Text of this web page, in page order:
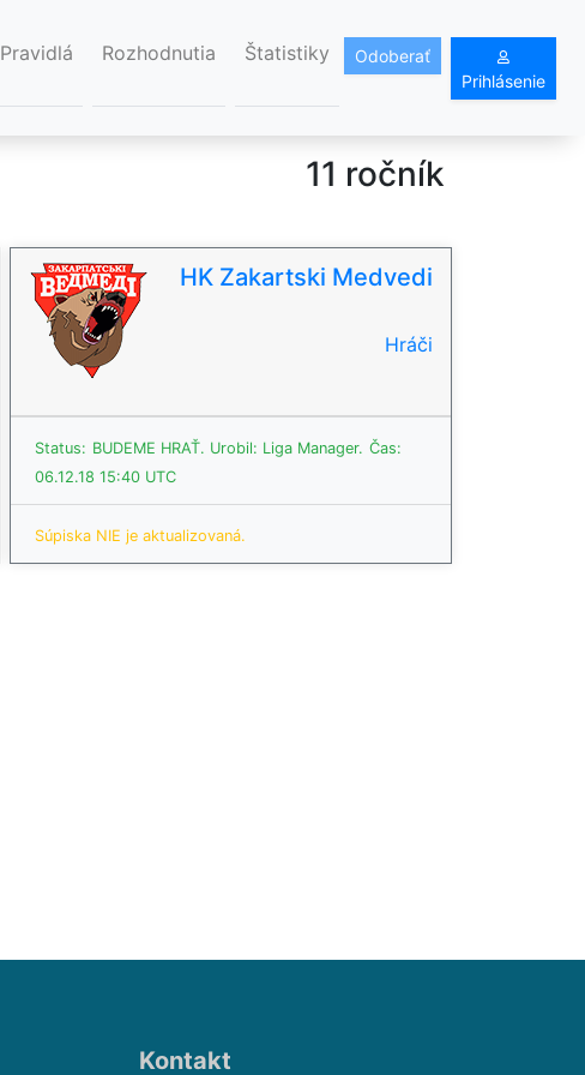
Pravidlá Rozhodnutia Štatistiky
Odoberať
Prihlásenie
11 ročník
HK Zakartskі Medvedi
Hráči
Status: BUDEME HRAŤ. Urobil: Liga Manager. Čas:
06.12.18 15:40 UTC
Súpiska NIE je aktualizovaná.
Kontakt